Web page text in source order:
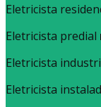
Eletricista
Eletricista predial
Eletricista
Eletricista